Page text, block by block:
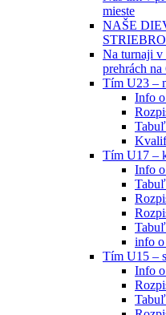
mieste
NAŠE
Na turnaji v
prehrách na
Tím U23 –
Info
Tím U17 –
Info
info
Tím U15 –
Info